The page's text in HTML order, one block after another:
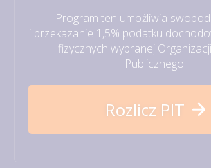
Program ten umożliwia
i przekazanie 1,5% podatku
fizycznych wybranej
Publicznego.
Rozlicz PIT